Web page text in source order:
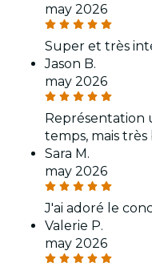
may 2026
Super et très
Jason B.
may 2026
Représentation
temps, mais
Sara M.
may 2026
J'ai adoré le
Valerie P.
may 2026